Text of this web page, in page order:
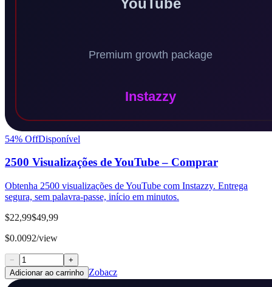
54% OffDisponível
2500 Visualizações de YouTube – Comprar
Obtenha 2500 visualizações de YouTube com Instazzy. Entrega
segura, sem palavra-passe, início em minutos.
$22,99$49,99
$0.0092/view
−
+
Adicionar ao carrinho Zobacz